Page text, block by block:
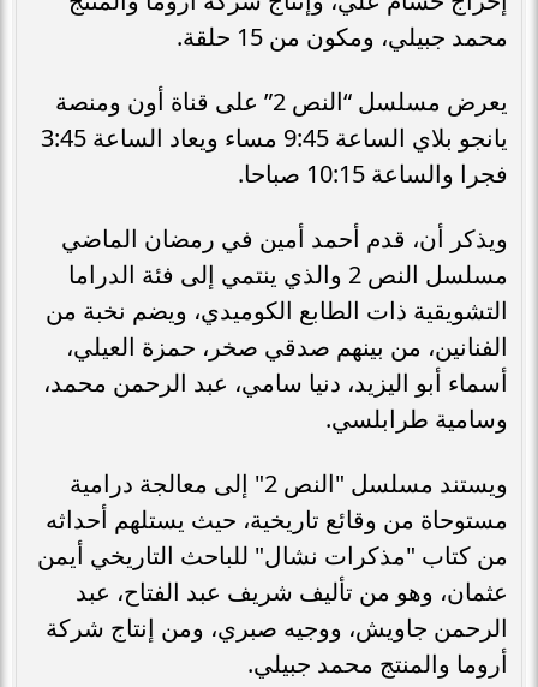
محمد جبيلي، ومكون من 15 حلقة.
يعرض مسلسل “النص 2” على قناة أون ومنصة
يانجو بلاي الساعة 9:45 مساء ويعاد الساعة 3:45
فجرا والساعة 10:15 صباحا.
ويذكر أن، قدم أحمد أمين في رمضان الماضي
مسلسل النص 2 والذي ينتمي إلى فئة الدراما
التشويقية ذات الطابع الكوميدي، ويضم نخبة من
الفنانين، من بينهم صدقي صخر، حمزة العيلي،
أسماء أبو اليزيد، دنيا سامي، عبد الرحمن محمد،
وسامية طرابلسي.
ويستند مسلسل "النص 2" إلى معالجة درامية
مستوحاة من وقائع تاريخية، حيث يستلهم أحداثه
من كتاب "مذكرات نشال" للباحث التاريخي أيمن
عثمان، وهو من تأليف شريف عبد الفتاح، عبد
الرحمن جاويش، ووجيه صبري، ومن إنتاج شركة
أروما والمنتج محمد جبيلي.